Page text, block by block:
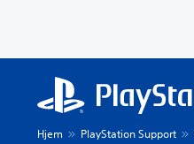
Hjem PlayStation Support